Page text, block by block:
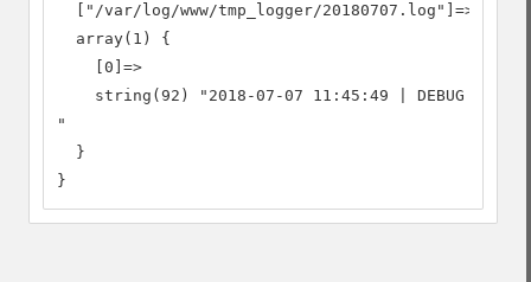
  ["/var/log/www/tmp_logger/20180707.log"]=>
  array(1) {
    [0]=>
string(92) "2018-07-07 11:45:49 | DEBUG |
"
  }
}